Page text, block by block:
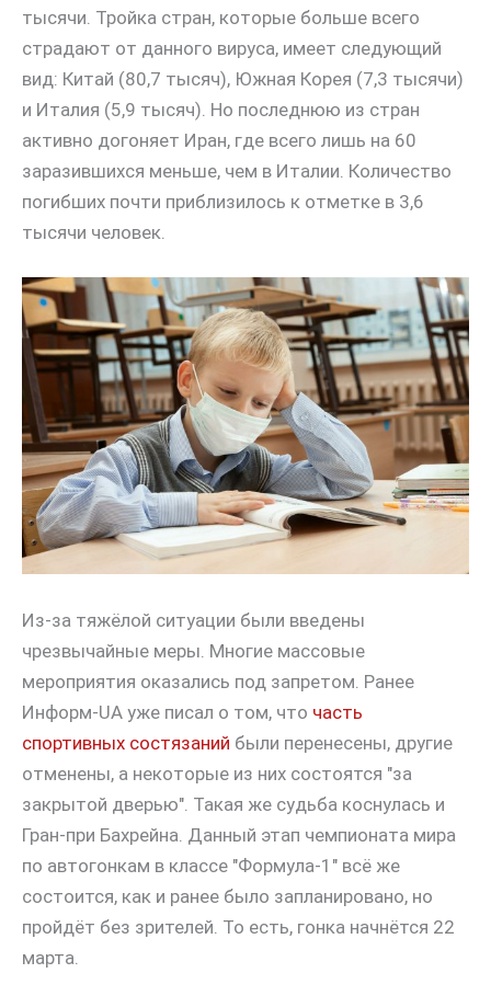
тысячи. Тройка стран, которые больше всего
страдают от данного вируса, имеет следующий
вид: Китай (80,7 тысяч), Южная Корея (7,3 тысячи)
и Италия (5,9 тысяч). Но последнюю из стран
активно догоняет Иран, где всего лишь на 60
заразившихся меньше, чем в Италии. Количество
погибших почти приблизилось к отметке в 3,6
тысячи человек.
Из-за тяжёлой ситуации были введены
чрезвычайные меры. Многие массовые
мероприятия оказались под запретом. Ранее
Информ-UA уже писал о том, что часть
спортивных состязаний были перенесены, другие
отменены, а некоторые из них состоятся "за
закрытой дверью". Такая же судьба коснулась и
Гран-при Бахрейна. Данный этап чемпионата мира
по автогонкам в классе "Формула-1" всё же
состоится, как и ранее было запланировано, но
пройдёт без зрителей. То есть, гонка начнётся 22
марта.